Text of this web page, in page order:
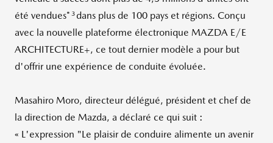
été vendues* 3dans plus de 100 pays et régions. Conçu
avec la nouvelle plateforme électronique MAZDA E/E
ARCHITECTURE+, ce tout dernier modèle a pour but
d'offrir une expérience de conduite évoluée.
Masahiro Moro, directeur délégué, président et chef de
la direction de Mazda, a déclaré ce qui suit :
« L'expression "Le plaisir de conduire alimente un avenir